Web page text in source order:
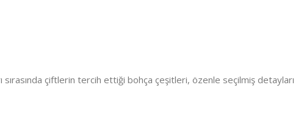
sırasında çiftlerin tercih ettiği bohça çeşitleri, özenle seçilmiş detayları